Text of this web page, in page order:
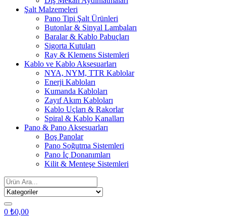
Şalt Malzemeleri
Pano Tipi Şalt Ürünleri
Butonlar & Sinyal Lambaları
Baralar & Kablo Pabuçları
Sigorta Kutuları
Ray & Klemens Sistemleri
Kablo ve Kablo Aksesuarları
NYA, NYM, TTR Kablolar
Enerji Kabloları
Kumanda Kabloları
Zayıf Akım Kabloları
Kablo Uçları & Rakorlar
Spiral & Kablo Kanalları
Pano & Pano Aksesuarları
Boş Panolar
Pano Soğutma Sistemleri
Pano İç Donanımları
Kilit & Menteşe Sistemleri
Search
for:
0 ₺0,00